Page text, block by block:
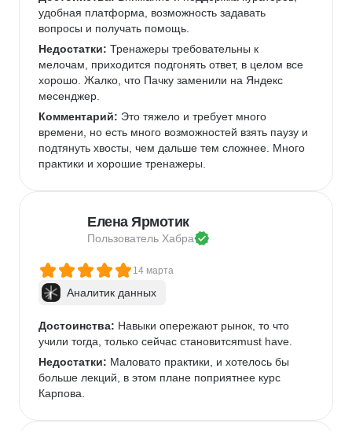
удобная платформа, возможность задавать
вопросы и получать помощь.
Недостатки: Тренажеры требовательны к
мелочам, приходится подгонять ответ, в целом все
хорошо. Жалко, что Пачку заменили на Яндекс
месенджер.
Комментарий: Это тяжело и требует много
времени, но есть много возможностей взять паузу и
подтянуть хвосты, чем дальше тем сложнее. Много
практики и хорошие тренажеры.
Елена Ярмотик
Пользователь Хабра
14 марта
Аналитик данных
Достоинства: Навыки опережают рынок, то что
учили тогда, только сейчас становитсяmust have.
Недостатки: Маловато практики, и хотелось бы
больше лекций, в этом плане поприятнее курс
Карпова.